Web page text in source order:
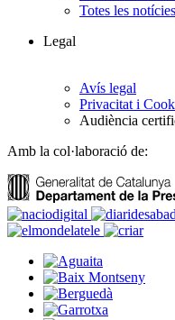
Totes les
Legal
Avís legal
Privacitat i
Audiència
Amb la col·laboració de: